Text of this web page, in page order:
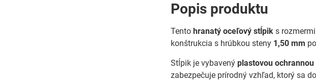
Popis produktu
Tentohranatý oceľový stĺpik s
konštrukcia s hrúbkou steny 1,50 mm
Stĺpik je vybavenýplastovou
zabezpečuje prírodný vzhľad, ktorý sa